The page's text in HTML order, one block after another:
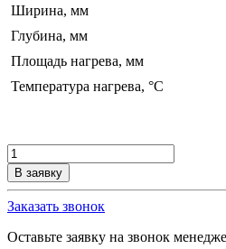
Ширина, мм
Глубина, мм
Площадь нагрева, мм
Температура нагрева, °С
Количество
товара
Лабораторная
нагревательная
плита
ПЛКС-02
В заявку
Заказать звонок
Оставьте заявку на звонок